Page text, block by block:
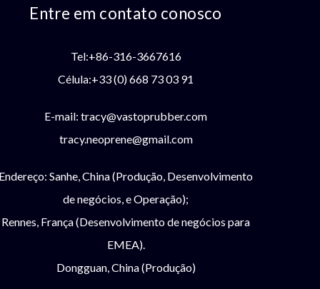
Entre em contato conosco
Tel:+86-316-3667616
Célula:+33 (0) 668 73 03 91
E-mail: tracy@vastoprubber.com
tracy.neoprene@gmail.com
Sanhe, China (Produção, Desenvolvimento
de negócios, e Operação);
Rennes, França (Desenvolvimento de negócios para
EMEA).
Dongguan, China (Produção)